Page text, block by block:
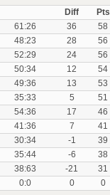
Diff
Pts
61:26 36
58
48:23 28
56
52:29 24
56
50:34 12
54
49:36 13
53
35:33 5
51
54:36 17
46
41:36 7
41
30:34 -1
39
35:44 -6
38
38:63 -21
31
0:0 0 0